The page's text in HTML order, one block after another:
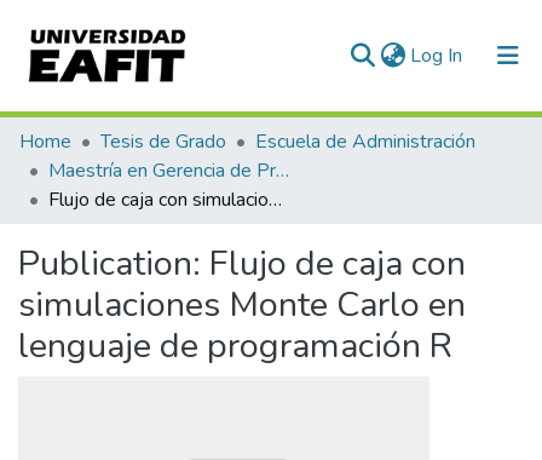
Log In (current)
Communities & Collections
All of DSpace
Home Tesis de Grado
Escuela de Administración
Maestría en Gerencia de Proyectos (Tesis)
Flujo de caja con simulaciones Monte Carlo en lenguaje de programación R
Publication: Flujo de caja con
simulaciones Monte Carlo en
lenguaje de programación R